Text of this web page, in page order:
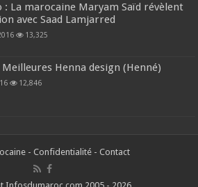
: La marocaine Maryam Saïd révèlent
avec Saad Lamjarred
13,325
Meilleures Henna design (Henné)
12,846
- Confidentialité - Contact